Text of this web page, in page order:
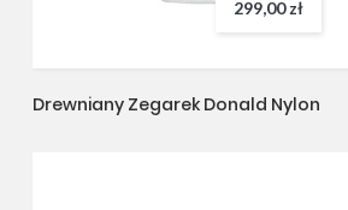
299,00 zł
Drewniany Zegarek Donald Nylon